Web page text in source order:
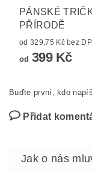
PÁNSKÉ
PŘÍRODĚ
od 329,75 Kč bez
od 399 Kč
Buďte první, kdo
Přidat